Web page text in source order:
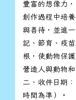
豐富的想像力
創作過程中培
與善待，並進
記、節育、疫
根，使動物保
營造人與動物
二、收件日期
時間為準）。